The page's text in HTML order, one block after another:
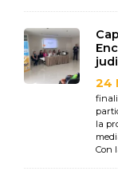
24
la
Con